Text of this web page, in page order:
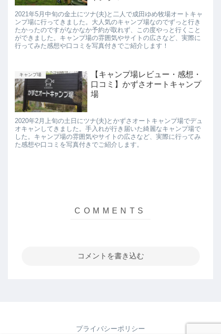
2021年5月中旬の金土にツナ(夫)と二人で成田ゆめ牧場オートキャ
ンプ場に行ってきました。大人気のキャンプ場なのでずっと行き
たかったのですがなかなか予約が取れず、この度やっと行くこと
ができました。キャンプ場の雰囲気やサイトの広さなど、実際に
行ってみた感想や口コミを写真付きでご紹介します！
キャンプ場
【キャンプ場レビュー・感想・
口コミ】かずさオートキャンプ
場
2020年2月上旬の土日にツナ(夫)とかずさオートキャンプ場でデュ
オキャンしてきました。手入れが行き届いた綺麗なキャンプ場で
した。キャンプ場の雰囲気やサイトの広さなど、実際に行ってみ
た感想や口コミを写真付きでご紹介します。
コメントを書き込む
プライバシーポリシー